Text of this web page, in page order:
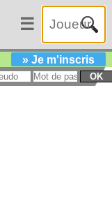
☰
» Je m'inscris
OK